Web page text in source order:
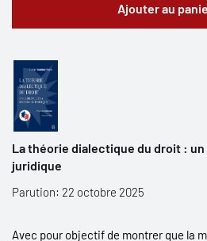
Ajouter au
La théorie dialectique du droit :
juridique
Parution: 22 octobre 2025
Avec pour objectif de montrer que la